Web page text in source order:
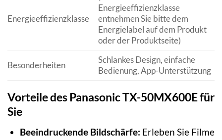
Energieeffizienzklasse
Energieeffizienzklasse
entnehmen Sie bitte dem
Energielabel auf dem Produkt
oder der Produktseite)
Besonderheiten
Schlankes Design, einfache
Bedienung, App-Unterstützung
Vorteile des Panasonic TX-50MX600E für
Sie
Beeindruckende Bildschärfe: Erleben Sie Filme